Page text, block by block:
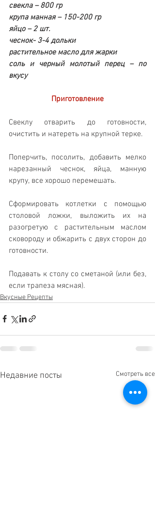
свекла – 800 гр
крупа манная – 150-200 гр
яйцо – 2 шт.
чеснок- 3-4 дольки
растительное масло для жарки
соль и черный молотый перец – по
вкусу
Приготовление
Свеклу отварить до готовности,
очистить и натереть на крупной терке.
Поперчить, посолить, добавить мелко
нарезанный чеснок, яйца, манную
крупу, все хорошо перемешать.
Сформировать котлетки с помощью
столовой ложки, выложить их на
разогретую с растительным маслом
сковороду и обжарить с двух сторон до
готовности.
Подавать к столу со сметаной (или без,
если трапеза мясная).
Вкусные Рецепты
Недавние посты Смотреть все